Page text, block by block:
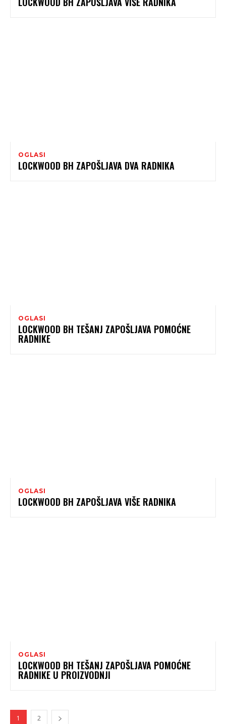
OGLASI
LOCKWOOD BH ZAPOŠLJAVA DVA RADNIKA
OGLASI
LOCKWOOD BH TEŠANJ ZAPOŠLJAVA POMOĆNE
RADNIKE
OGLASI
LOCKWOOD BH ZAPOŠLJAVA VIŠE RADNIKA
OGLASI
LOCKWOOD BH TEŠANJ ZAPOŠLJAVA POMOĆNE
RADNIKE U PROIZVODNJI
1 2